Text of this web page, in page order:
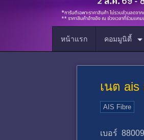
หน้าแรก คอมมูนิตี้
เนต
AIS Fibre
เบอร์